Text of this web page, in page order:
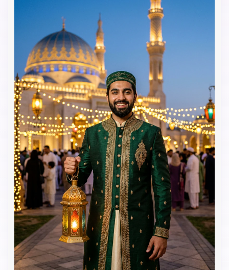
Crea imágenes IA
ilimitadas. 100 %
gratis!
Empieza Gratis→